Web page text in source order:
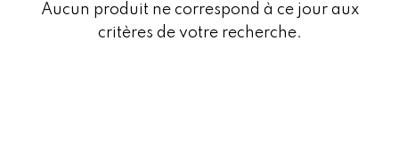
Aucun produit ne correspond à ce jour aux
critères de votre recherche.